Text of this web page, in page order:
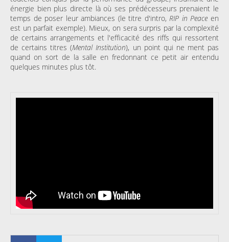
énergie bien plus directe là où ses prédécesseurs prenaient le
temps de poser leur ambiances (le titre d'intro, RIP in Peace en
est un parfait exemple). Mieux, on sera surpris par la complexité
de certains arrangements et l'efficacité des riffs qui ressortent
de certains titres (Mental Institution), un point qui ne ment pas
quand on sort de la salle en fredonnant ce petit air entendu
quelques minutes plus tôt.